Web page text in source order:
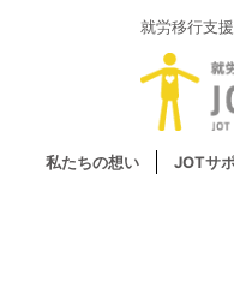
就労移行支
私たちの想い JOTサ